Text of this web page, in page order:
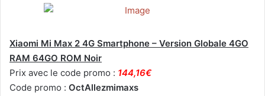
Xiaomi Mi Max 2 4G Smartphone – Version Globale 4GO
RAM 64GO ROM Noir
Prix avec le code promo : 144,16€
Code promo : OctAllezmimaxs